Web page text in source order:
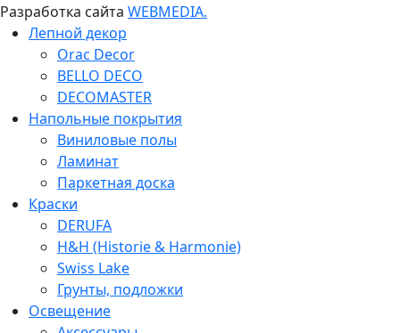
Разработка сайта WEBMEDIA.
Лепной декор
Orac Decor
BELLO DECO
DECOMASTER
Напольные покрытия
Виниловые полы
Ламинат
Паркетная доска
Краски
DERUFA
H&H (Historie & Harmonie)
Swiss Lake
Грунты, подложки
Освещение